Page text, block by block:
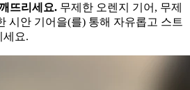
뜨리세요. 무제한 오렌지 기어, 무제
시안 기어을(를) 통해 자유롭고 스트
세요.